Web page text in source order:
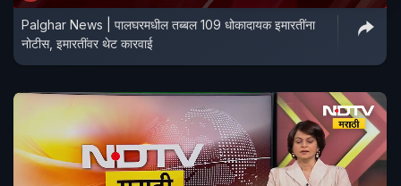
Palghar News | पालघरमधील तब्बल 109 धोकादायक इमारतींना
नोटीस, इमारतींवर थेट कारवाई